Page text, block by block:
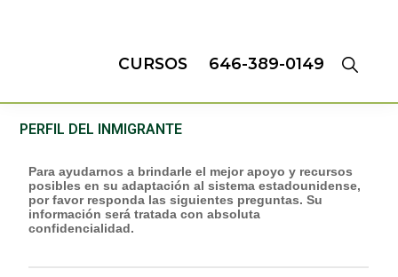
CURSOS 646-389-0149
PERFIL DEL INMIGRANTE
Perfil del
Inmigrante
Para ayudarnos a brindarle el mejor apoyo y recursos
posibles en su adaptación al sistema estadounidense,
por favor responda las siguientes preguntas. Su
información será tratada con absoluta
confidencialidad.
I
f
y
o